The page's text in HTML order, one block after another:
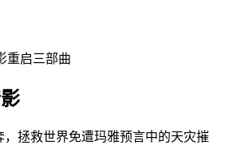
重启三部曲
，拯救世界免遭玛雅预言中的天灾摧